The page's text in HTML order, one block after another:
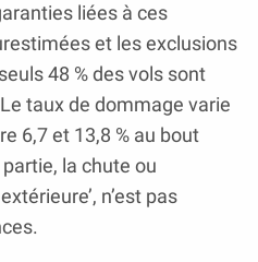
liées à ces
et les exclusions
48 % des vols sont
taux de dommage varie
6,7 et 13,8 % au bout
la chute ou
n’est pas